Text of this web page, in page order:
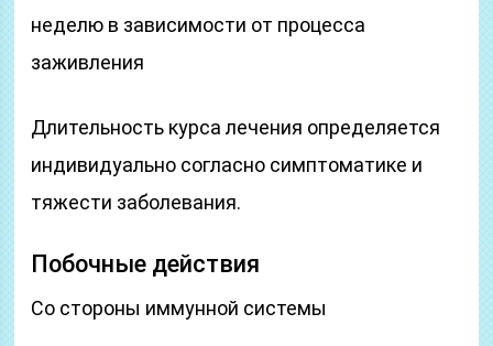
неделю в зависимости от процесса
заживления
Длительность курса лечения определяется
индивидуально согласно симптоматике и
тяжести заболевания.
Побочные действия
Со стороны иммунной системы